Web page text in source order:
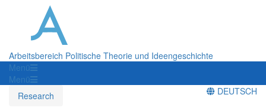
Arbeitsbereich Politische Theorie und Ideengeschichte
Menü
Menü
Research
DEUTSCH